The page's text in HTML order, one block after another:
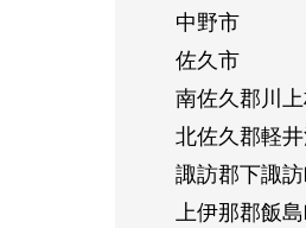
中野市
佐久市
南佐久郡川
北佐久郡軽
諏訪郡下諏
上伊那郡飯